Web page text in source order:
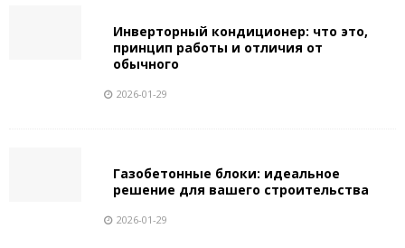
Инверторный кондиционер: что это,
принцип работы и отличия от
обычного
2026-01-29
Газобетонные блоки: идеальное
решение для вашего строительства
2026-01-29